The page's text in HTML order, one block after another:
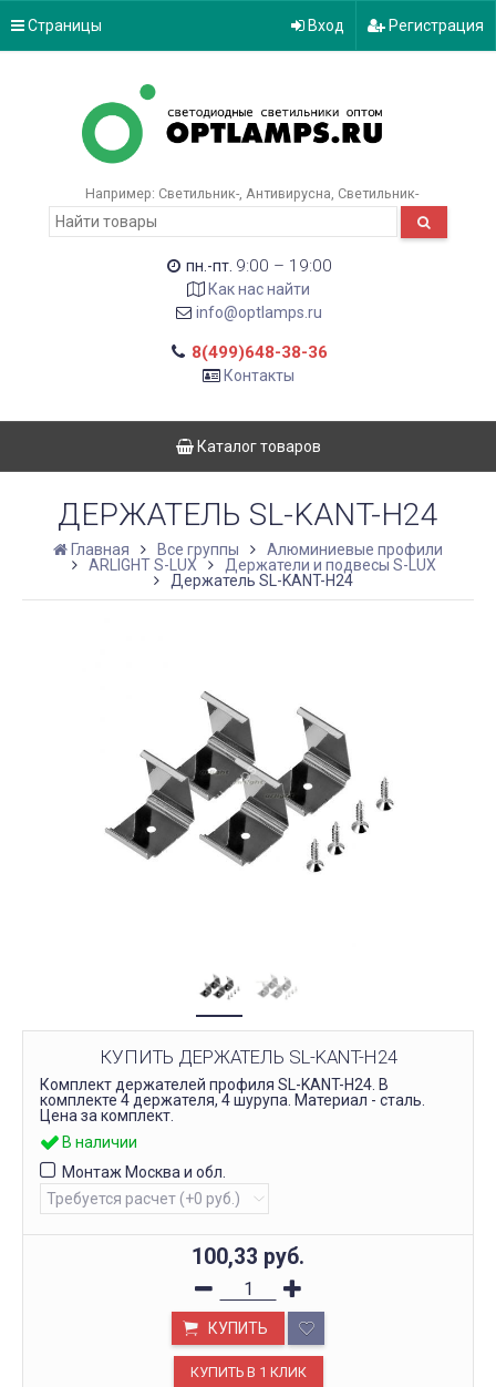
Страницы Вход Регистрация
Например: Светильник- Антивирусна Светильник-
пн.-пт. 9:00 – 19:00
Как нас найти
info@optlamps.ru
8(499)648-38-36
Контакты
Каталог товаров
ДЕРЖАТЕЛЬ SL-KANT-H24
Главная Все группы
Алюминиевые профили
ARLIGHT S-LUX
Держатели и подвесы S-LUX
Держатель SL-KANT-H24
КУПИТЬ ДЕРЖАТЕЛЬ SL-KANT-H24
Комплект держателей профиля SL-KANT-H24. В
комплекте 4 держателя, 4 шурупа. Материал - сталь.
Цена за комплект.
В наличии
Монтаж Москва и обл.
100,33 руб.
КУПИТЬ